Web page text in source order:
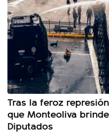
Tras la feroz
que Monteoliva
Diputados